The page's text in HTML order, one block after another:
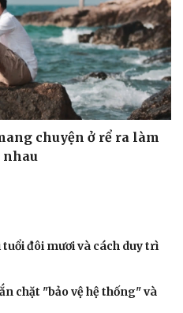
chuyện ở rể ra làm
nhau
đôi mươi và cách duy trì
chặt "bảo vệ hệ thống" và